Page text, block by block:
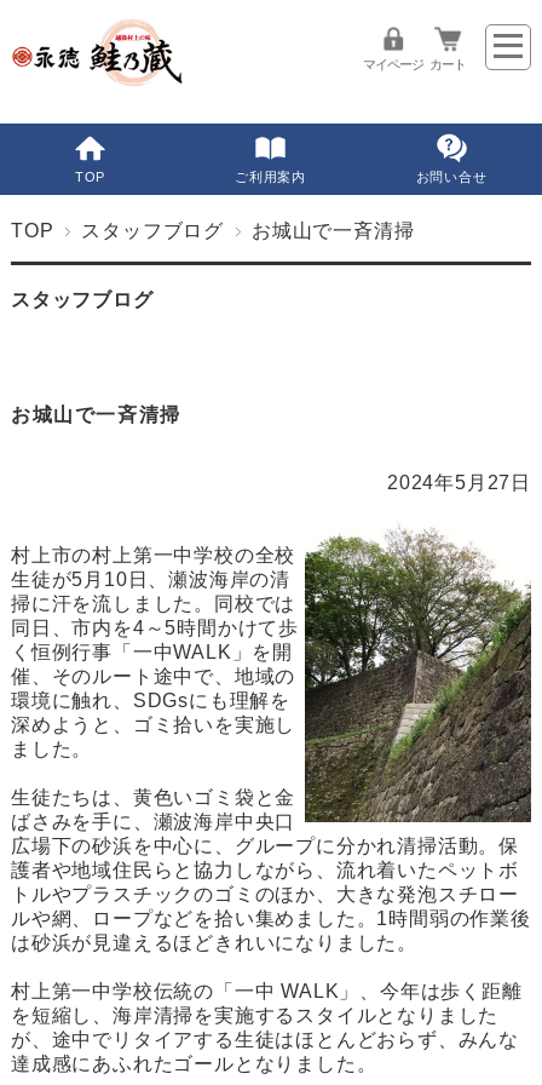
マイページ カート
TOP ご利用案内 お問い合せ
TOP スタッフブログ お城山で一斉清掃
スタッフブログ
お城山で一斉清掃
2024年5月27日
村上市の村上第一中学校の全校
生徒が5月10日、瀬波海岸の清
掃に汗を流しました。同校では
同日、市内を4～5時間かけて歩
く恒例行事「一中WALK」を開
催、そのルート途中で、地域の
環境に触れ、SDGsにも理解を
深めようと、ゴミ拾いを実施し
ました。
生徒たちは、黄色いゴミ袋と金
ばさみを手に、瀬波海岸中央口
広場下の砂浜を中心に、グループに分かれ清掃活動。保
護者や地域住民らと協力しながら、流れ着いたペットボ
トルやプラスチックのゴミのほか、大きな発泡スチロー
ルや網、ロープなどを拾い集めました。1時間弱の作業後
は砂浜が見違えるほどきれいになりました。
村上第一中学校伝統の「一中 WALK」、今年は歩く距離
を短縮し、海岸清掃を実施するスタイルとなりました
が、途中でリタイアする生徒はほとんどおらず、みんな
達成感にあふれたゴールとなりました。